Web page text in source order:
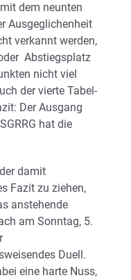
dem neunten
Ausgeglichenheit
verkannt werden,
Abstiegsplatz
nicht viel
der vierte Tabel-
Der Ausgang
hat die
damit
Fazit zu ziehen,
anstehende
am Sonntag, 5.
Duell.
eine harte Nuss,